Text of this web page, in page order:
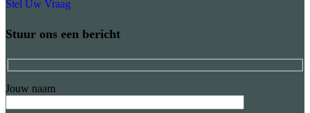
Stel Uw Vraag
Stuur ons een bericht
Jouw naam